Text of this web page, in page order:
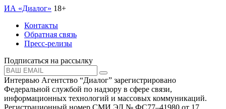
ИА «Диалог» 18+
Контакты
Обратная связь
Пресс-релизы
Подписаться на рассылку
Интервью Агентство “Диалог” зарегистрировано
Федеральной службой по надзору в сфере связи,
информационных технологий и массовых коммуникаций.
Регистрационный номер СМИ ЭЛ № ФС77–41980 от 17